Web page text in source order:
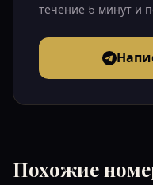
течение 5 минут и
Похожие